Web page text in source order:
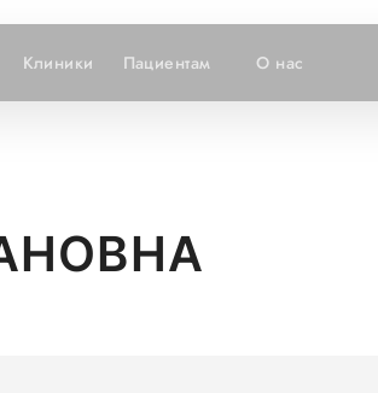
Клиники Пациентам О нас